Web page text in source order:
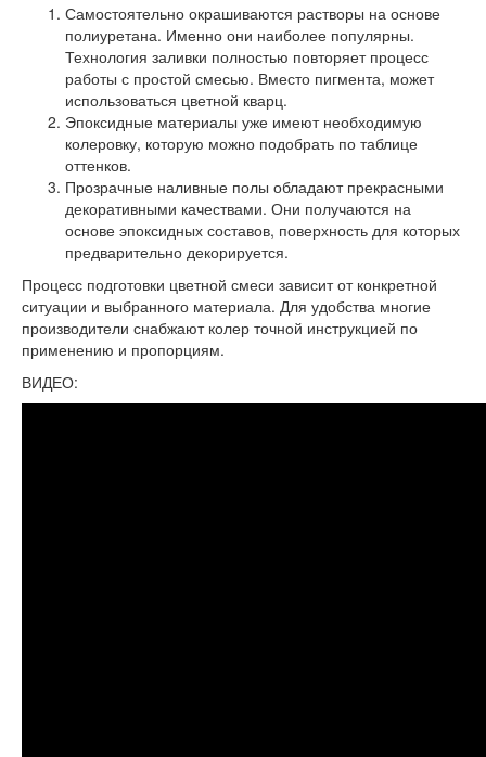
Самостоятельно окрашиваются растворы на основе
полиуретана. Именно они наиболее популярны.
Технология заливки полностью повторяет процесс
работы с простой смесью. Вместо пигмента, может
использоваться цветной кварц.
Эпоксидные материалы уже имеют необходимую
колеровку, которую можно подобрать по таблице
оттенков.
Прозрачные наливные полы обладают прекрасными
декоративными качествами. Они получаются на
основе эпоксидных составов, поверхность для которых
предварительно декорируется.
Процесс подготовки цветной смеси зависит от конкретной
ситуации и выбранного материала. Для удобства многие
производители снабжают колер точной инструкцией по
применению и пропорциям.
ВИДЕО: